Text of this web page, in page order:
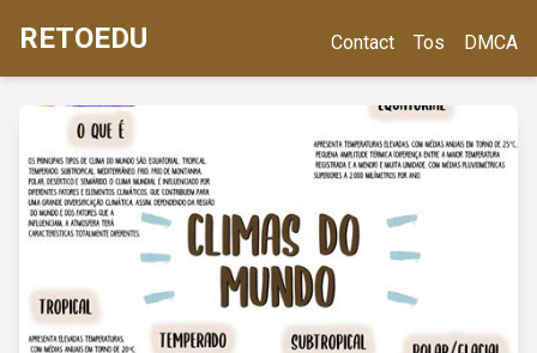
RETOEDU Contact Tos DMCA